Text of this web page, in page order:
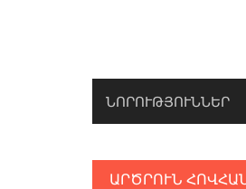
ՆՈՐՈՒԹՅՈՒՆՆԵՐ
ԱՐԾՐՈՒՆ